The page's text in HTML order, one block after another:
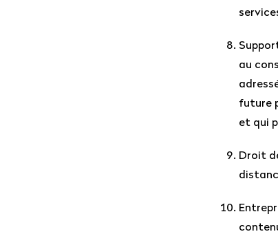
au
future
et qui
Droit